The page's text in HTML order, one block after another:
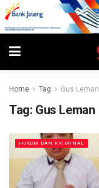
Home Tag Gus Leman
Tag: Gus Leman
HUKUM DAN KRIMINAL